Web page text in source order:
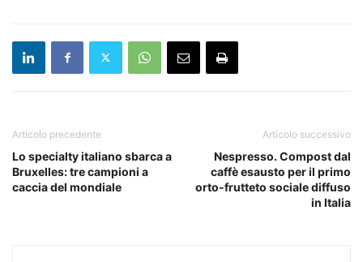
Articolo precedente
Lo specialty italiano sbarca a
Bruxelles: tre campioni a
caccia del mondiale
Articolo successivo
Nespresso. Compost dal
caffè esausto per il primo
orto-frutteto sociale diffuso
in Italia